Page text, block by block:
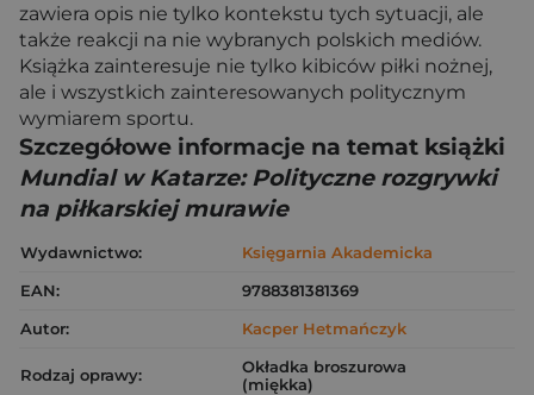
zawiera opis nie tylko kontekstu tych sytuacji, ale
także reakcji na nie wybranych polskich mediów.
Książka zainteresuje nie tylko kibiców piłki nożnej,
ale i wszystkich zainteresowanych politycznym
wymiarem sportu.
Szczegółowe informacje na temat książki
Mundial w Katarze: Polityczne rozgrywki
na piłkarskiej murawie
Wydawnictwo:
Księgarnia Akademicka
EAN:
9788381381369
Autor:
Kacper Hetmańczyk
Rodzaj oprawy:
Okładka broszurowa
(miękka)